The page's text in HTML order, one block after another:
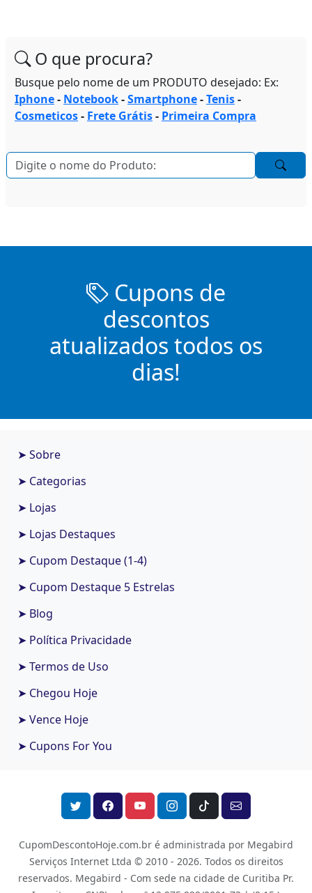
O que procura?
Busque pelo nome de um PRODUTO desejado: Ex:
Iphone- Notebook-Smartphone-Tenis-
Cosmeticos- Frete Grátis- Primeira Compra
Cupons de
descontos
atualizados todos os
dias!
➤ Sobre
➤ Categorias
➤ Lojas
➤ Lojas Destaques
➤ Cupom Destaque (1-4)
➤ Cupom Destaque 5 Estrelas
➤ Blog
➤ Política Privacidade
➤ Termos de Uso
➤ Chegou Hoje
➤ Vence Hoje
➤ Cupons For You
CupomDescontoHoje.com.br é administrada por Megabird
Serviços Internet Ltda © 2010 - 2026. Todos os direitos
reservados. Megabird - Com sede na cidade de Curitiba Pr.